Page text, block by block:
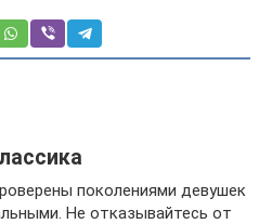
поколениями девушек
Не отказывайтесь от